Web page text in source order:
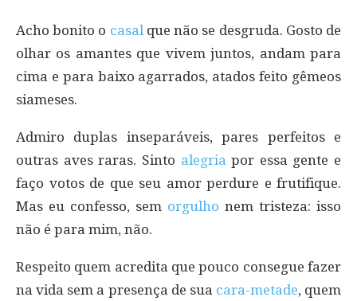
Acho bonito o casal que não se desgruda. Gosto de
olhar os amantes que vivem juntos, andam para
cima e para baixo agarrados, atados feito gêmeos
siameses.
Admiro duplas inseparáveis, pares perfeitos e
outras aves raras. Sinto alegria por essa gente e
faço votos de que seu amor perdure e frutifique.
Mas eu confesso, sem orgulho nem tristeza: isso
não é para mim, não.
Respeito quem acredita que pouco consegue fazer
na vida sem a presença de sua cara-metade, quem